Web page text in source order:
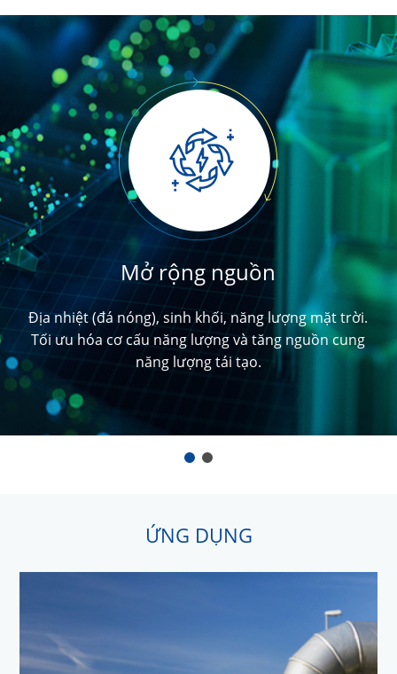
Mở rộng nguồn
Địa nhiệt (đá nóng), sinh khối, năng lượng mặt trời.
Tối ưu hóa cơ cấu năng lượng và tăng nguồn cung
năng lượng tái tạo.
ỨNG DỤNG